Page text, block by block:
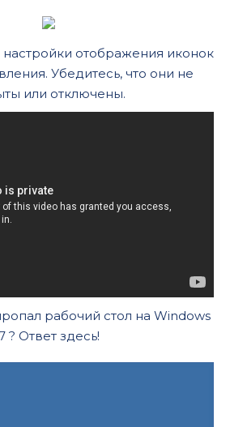
отображения иконок
Убедитесь, что они не
или отключены.
рабочий стол на Windows
? Ответ здесь!